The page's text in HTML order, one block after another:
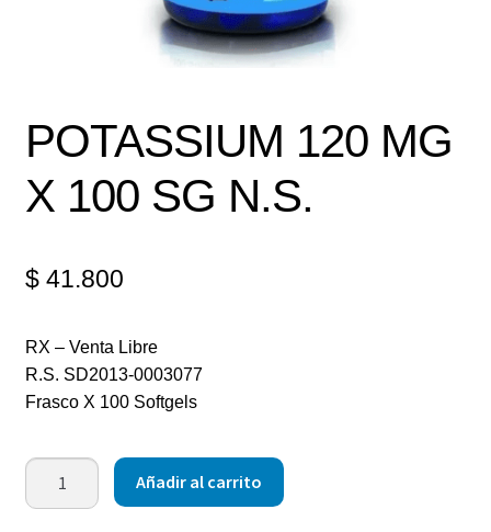
POTASSIUM 120 MG
X 100 SG N.S.
$41.800
RX – Venta Libre
R.S. SD2013-0003077
Frasco X 100 Softgels
Añadir al carrito